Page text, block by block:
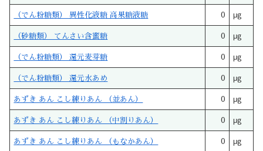
（でん粉糖類） 異性化液糖 高果糖液糖 0 μg
（砂糖類） てんさい含蜜糖 0 μg
（でん粉糖類） 還元麦芽糖 0 μg
（でん粉糖類） 還元水あめ 0 μg
あずき あん こし練りあん （並あん） 0 μg
あずき あん こし練りあん （中割りあん） 0 μg
あずき あん こし練りあん （もなかあん） 0 μg